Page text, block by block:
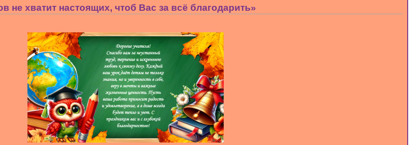
не хватит настоящих, чтоб Вас за всё благодарить»